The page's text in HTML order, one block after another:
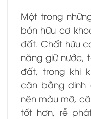
Một trong
bón hữu cơ
đất. Chất hữu
năng giữ nước,
đất, trong khi
cân bằng dinh
nên màu mỡ,
tốt hơn, rễ